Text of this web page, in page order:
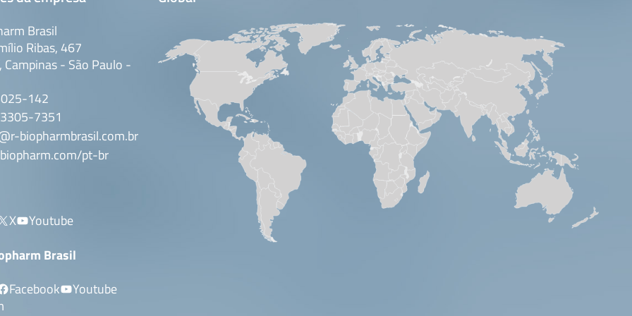
is a real-time PCR kit for
detection of specific
according to directive (EC)
about …
100 reactions
control in food …
Brasil
Ribas, 467
Campinas - São Paulo -
142
7351
biopharmbrasil.com.br
pt-br
X
Youtube
Brasil
Facebook
Youtube